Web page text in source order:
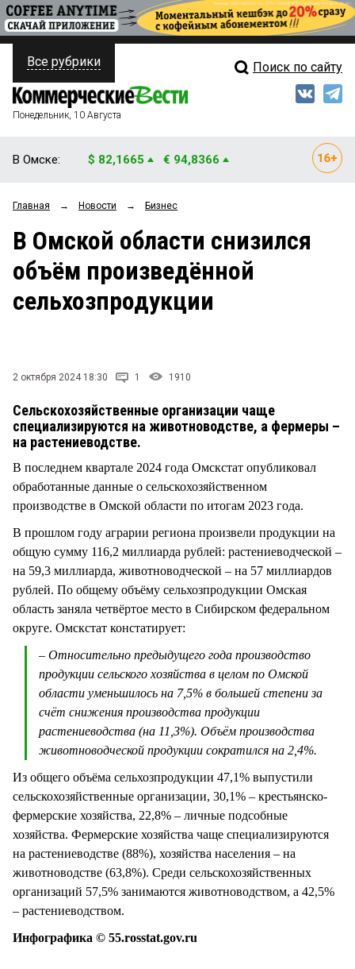
ПОЛИТИКА
ФИНАНСЫ
ОБЩЕСТВО
ЗАКОН
НОВОСТИ КОМПАНИЙ
Свежий выпуск
Рейтинги
Блоги
Архив
Все рубрики Поиск по сайту
Понедельник, 10 Августа
В Омске: $ 82,1665 € 94,8366
Главная → Новости → Бизнес
В Омской области снизился
объём произведённой
сельхозпродукции
2 октября 2024 18:30 1 1910
Сельскохозяйственные организации чаще
специализируются на животноводстве, а фермеры –
на растениеводстве.
В последнем квартале 2024 года Омскстат опубликовал
обработанные данные о сельскохозяйственном
производстве в Омской области по итогам 2023 года.
В прошлом году аграрии региона произвели продукции на
общую сумму 116,2 миллиарда рублей: растениеводческой –
на 59,3 миллиарда, животноводческой – на 57 миллиардов
рублей. По общему объёму сельхозпродукции Омская
область заняла четвёртое место в Сибирском федеральном
округе. Омскстат констатирует:
– Относительно предыдущего года производство
продукции сельского хозяйства в целом по Омской
области уменьшилось на 7,5% в большей степени за
счёт снижения производства продукции
растениеводства (на 11,3%). Объём производства
животноводческой продукции сократился на 2,4%.
Из общего объёма сельхозпродукции 47,1% выпустили
сельскохозяйственные организации, 30,1% – крестьянско-
фермерские хозяйства, 22,8% – личные подсобные
хозяйства. Фермерские хозяйства чаще специализируются
на растениеводстве (88%), хозяйства населения – на
животноводстве (63,8%). Среди сельскохозяйственных
организаций 57,5% занимаются животноводством, а 42,5%
– растениеводством.
Инфографика © 55.rosstat.gov.ru